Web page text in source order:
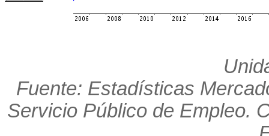
Fuente: Estadísticas
Servicio Público de Empleo.